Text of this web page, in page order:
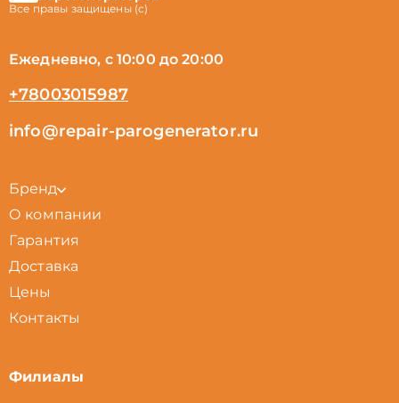
Все правы защищены (с)
Ежедневно, с 10:00 до 20:00
+78003015987
info@repair-parogenerator.ru
Бренд
О компании
Гарантия
Доставка
Цены
Контакты
Филиалы